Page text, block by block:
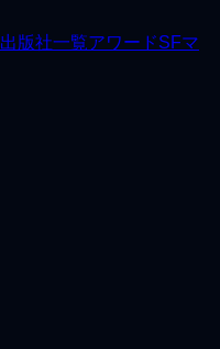
出版社一覧アワードSFマ